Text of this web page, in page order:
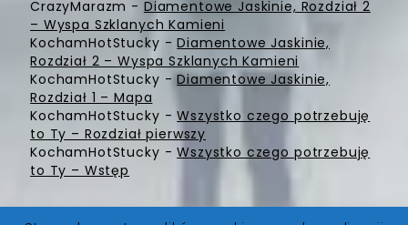
CrazyMarazm - Diamentowe Jaskinie, Rozdział 2
– Wyspa Szklanych Kamieni
KochamHotStucky -Diamentowe Jaskinie,
Rozdział 2 – Wyspa Szklanych Kamieni
KochamHotStucky -Diamentowe Jaskinie,
Rozdział 1 – Mapa
KochamHotStucky -Wszystko czego potrzebuję
to Ty – Rozdział pierwszy
KochamHotStucky -Wszystko czego potrzebuję
to Ty – Wstęp